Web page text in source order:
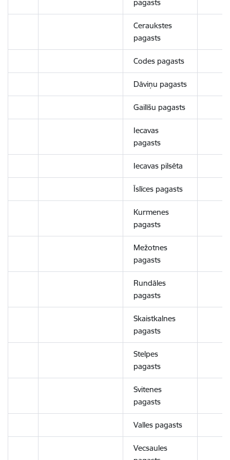
pagasts
Ceraukstes
pagasts
Codes pagasts
Dāviņu pagasts
Gailīšu pagasts
Iecavas
pagasts
Iecavas pilsēta
Īslīces pagasts
Kurmenes
pagasts
Mežotnes
pagasts
Rundāles
pagasts
Skaistkalnes
pagasts
Stelpes
pagasts
Svitenes
pagasts
Valles pagasts
Vecsaules